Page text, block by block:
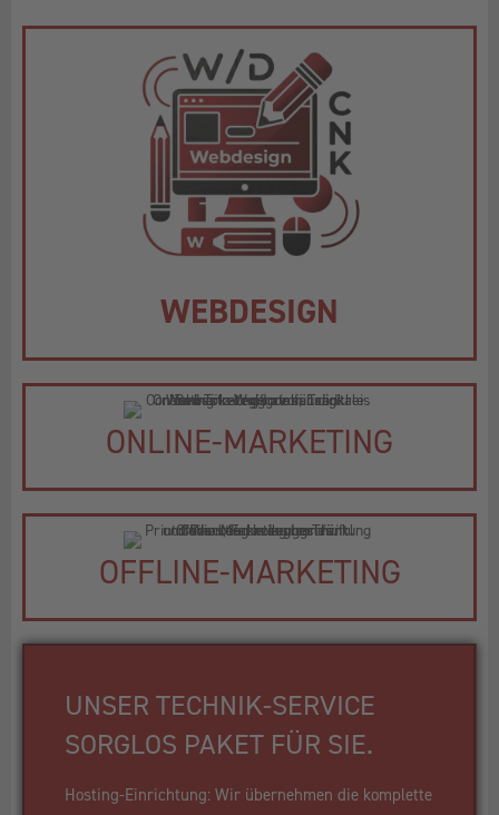
WEBDESIGN
ONLINE-MARKETING
OFFLINE-MARKETING
UNSER TECHNIK-SERVICE
SORGLOS PAKET FÜR SIE.
Hosting-Einrichtung: Wir übernehmen die komplette